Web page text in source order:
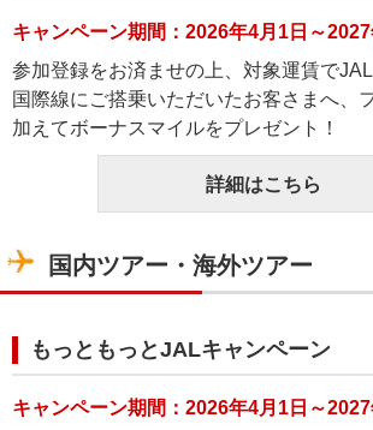
キャンペーン期間：2026年4月1日～2027
参加登録をお済ませの上、対象運賃で
国際線にご搭乗いただいたお客さまへ、
加えてボーナスマイルをプレゼント！
詳細はこちら
国内ツアー・海外ツアー
もっともっとJALキャンペーン
キャンペーン期間：2026年4月1日～2027